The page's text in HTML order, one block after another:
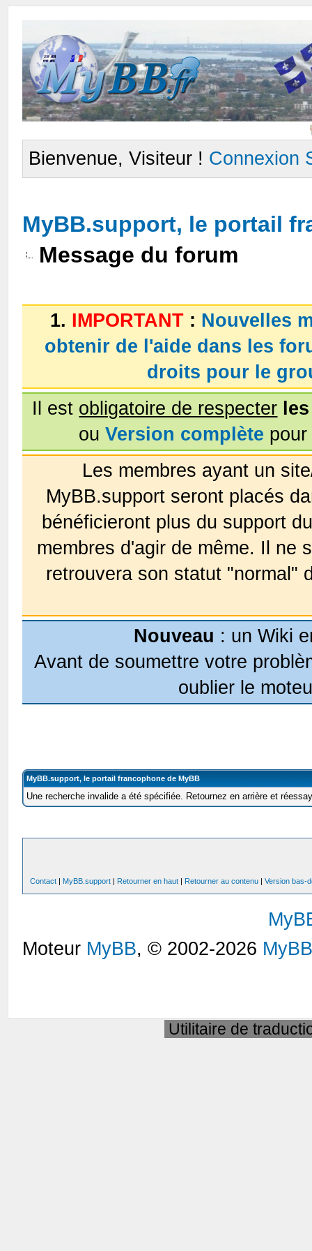
Bienvenue, Visiteur ! Connexion
MyBB.support, le portail
Message du forum
1. IMPORTANT : Nouvelles
obtenir de l'aide dans les
droits pour le
Il est obligatoire de respecter
ouVersion complète
Les membres ayant un
MyBB.support seront placés
bénéficieront plus du support
membres d'agir de même. Il ne
retrouvera son statut "normal"
Nouveau : un Wiki
Avant de soumettre votre
oublier le
MyBB.support, le portail francophone de MyBB
Une recherche invalide a été spécifiée. Retournez en arrière et
Contact | MyBB.support | Retourner en haut | Retourner au contenu |Version bas-
Moteur MyBB, © 2002-2026
Utilitaire de